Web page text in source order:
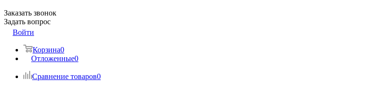
Заказать звонок
Задать вопрос
Войти
Корзина0
Отложенные0
Сравнение товаров0